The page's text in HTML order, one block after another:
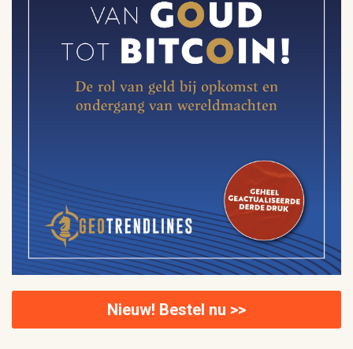
Nieuw! Bestel nu >>